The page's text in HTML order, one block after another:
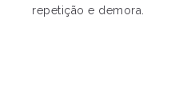
repetição e demora.